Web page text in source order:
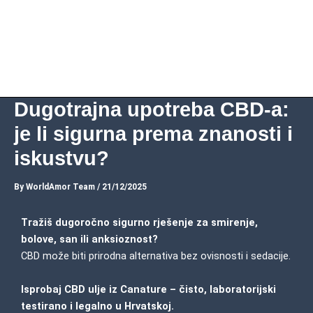
Dugotrajna upotreba CBD-a:
je li sigurna prema znanosti i
iskustvu?
By WorldAmor Team / 21/12/2025
Tražiš dugoročno sigurno rješenje za smirenje,
bolove, san ili anksioznost?
CBD može biti prirodna alternativa bez ovisnosti i sedacije.
Isprobaj CBD ulje iz Canature – čisto, laboratorijski
testirano i legalno u Hrvatskoj.